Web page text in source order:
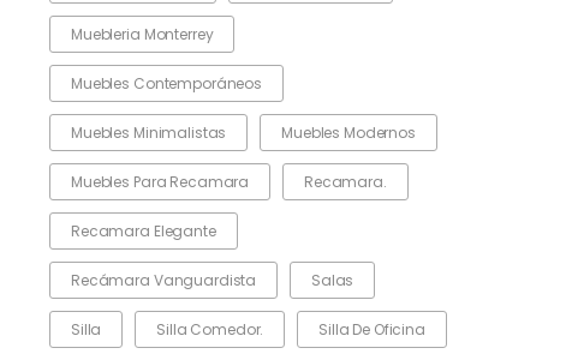
Muebleria Monterrey
Muebles Contemporáneos
Muebles Minimalistas Muebles Modernos
Muebles Para Recamara Recamara.
Recamara Elegante
Recámara Vanguardista Salas
Silla Silla Comedor. Silla De Oficina